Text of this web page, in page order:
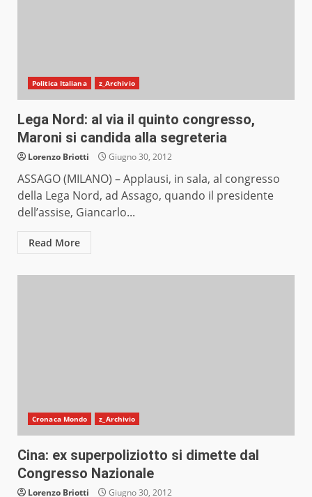
Politica Italiana z_Archivio
Lega Nord: al via il quinto congresso,
Maroni si candida alla segreteria
Lorenzo Briotti Giugno 30, 2012
ASSAGO (MILANO) – Applausi, in sala, al congresso
della Lega Nord, ad Assago, quando il presidente
dell’assise, Giancarlo...
Read More
Cronaca Mondo z_Archivio
Cina: ex superpoliziotto si dimette dal
Congresso Nazionale
Lorenzo Briotti Giugno 30, 2012